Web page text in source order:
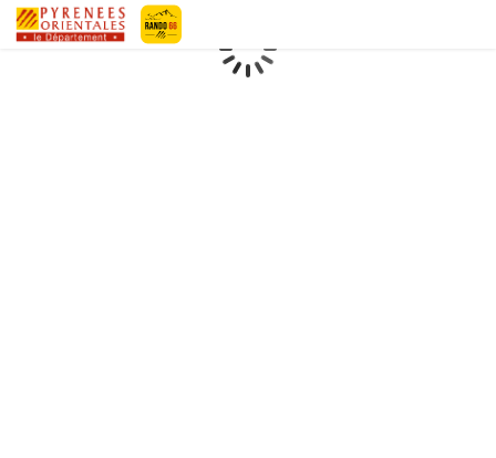
Pyrénées-Orientales Le Département
Chargement